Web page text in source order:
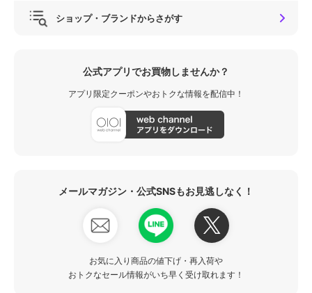
ショップ・ブランドからさがす
公式アプリでお買物しませんか？
アプリ限定クーポンやおトクな情報を配信中！
メールマガジン・公式SNSもお見逃しなく！
お気に入り商品の値下げ・再入荷や
おトクなセール情報がいち早く受け取れます！